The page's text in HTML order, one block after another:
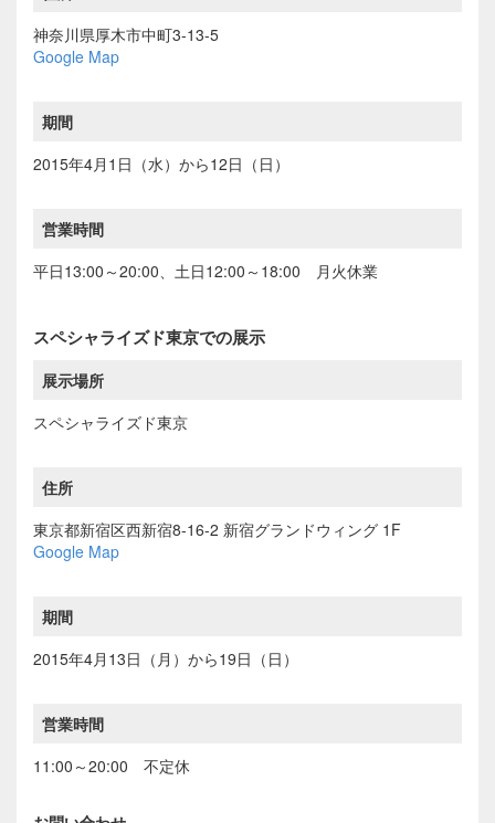
神奈川県厚木市中町3-13-5
Google Map
期間
2015年4月1日（水）から12日（日）
営業時間
平日13:00～20:00、土日12:00～18:00 月火休業
スペシャライズド東京での展示
展示場所
スペシャライズド東京
住所
東京都新宿区西新宿8-16-2 新宿グランドウィング 1F
Google Map
期間
2015年4月13日（月）から19日（日）
営業時間
11:00～20:00 不定休